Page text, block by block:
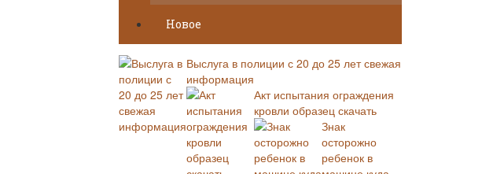
Новое
Выслуга в полиции с 20 до 25 лет свежая
информация
Акт испытания ограждения
кровли образец скачать
Знак
осторожно
ребенок в